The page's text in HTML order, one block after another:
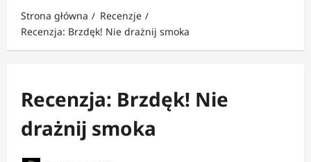
Strona główna
Recenzje
Recenzja: Brzdęk! Nie drażnij smoka
Recenzja: Brzdęk! Nie
drażnij smoka